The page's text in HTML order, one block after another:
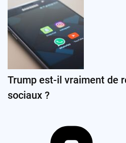
Trump est-il vraiment de
sociaux ?